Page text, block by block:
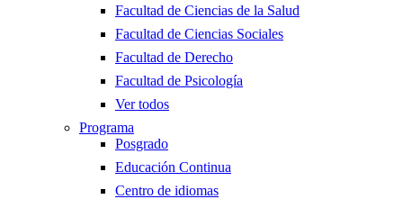
Facultad de Ciencias de la Salud
Facultad de Ciencias Sociales
Facultad de Derecho
Facultad de Psicología
Ver todos
Programa
Posgrado
Educación Continua
Centro de idiomas